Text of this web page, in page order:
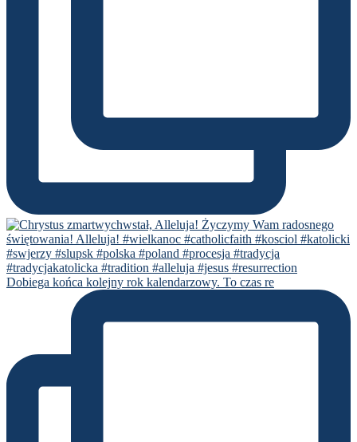
Dobiega końca kolejny rok kalendarzowy. To czas re